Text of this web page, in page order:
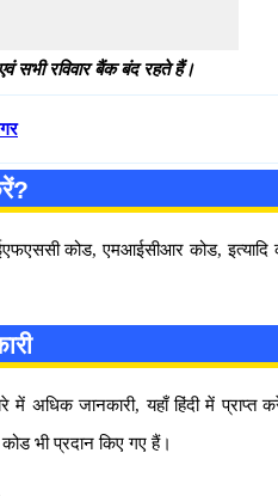
सभी रविवार बैंक बंद रहते हैं।
कोड, एमआईसीआर कोड,
अधिक जानकारी, यहाँ हिंदी में प्राप्त
भी प्रदान किए गए हैं।